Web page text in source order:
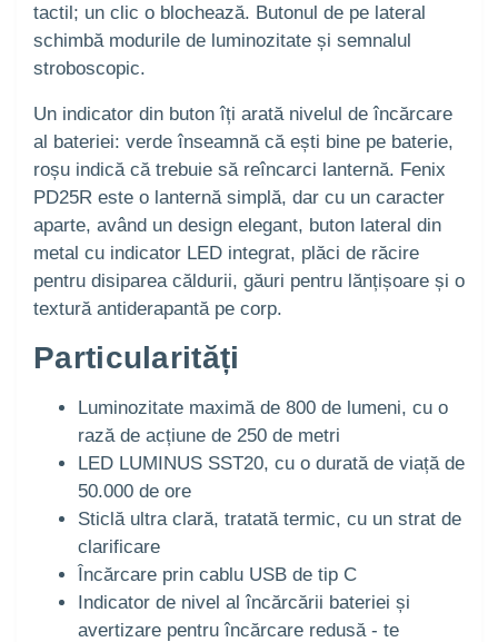
tactil; un clic o blochează. Butonul de pe lateral
schimbă modurile de luminozitate și semnalul
stroboscopic.
Un indicator din buton îți arată nivelul de încărcare
al bateriei: verde înseamnă că ești bine pe baterie,
roșu indică că trebuie să reîncarci lanternă. Fenix
PD25R este o lanternă simplă, dar cu un caracter
aparte, având un design elegant, buton lateral din
metal cu indicator LED integrat, plăci de răcire
pentru disiparea căldurii, găuri pentru lănțișoare și o
textură antiderapantă pe corp.
Particularități
Luminozitate maximă de 800 de lumeni, cu o
rază de acțiune de 250 de metri
LED LUMINUS SST20, cu o durată de viață de
50.000 de ore
Sticlă ultra clară, tratată termic, cu un strat de
clarificare
Încărcare prin cablu USB de tip C
Indicator de nivel al încărcării bateriei și
avertizare pentru încărcare redusă - te